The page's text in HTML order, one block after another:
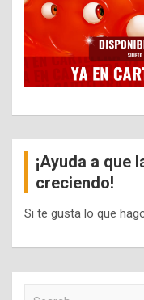
¡Ayuda a que
creciendo!
Si te gusta lo que